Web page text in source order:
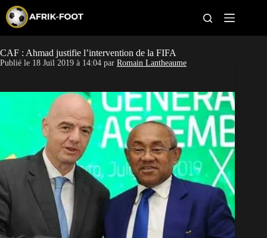
p
o
c
n
CAN féminine
Pays
Clubs
Classement
Paris sportifs
CAF : Ahmad justifie l’intervention de la FIFA
Publié le 18 Juil 2019 à 14:04 par Romain Lantheaume